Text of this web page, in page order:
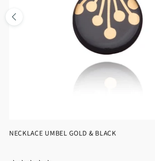
NECKLACE UMBEL GOLD & BLACK